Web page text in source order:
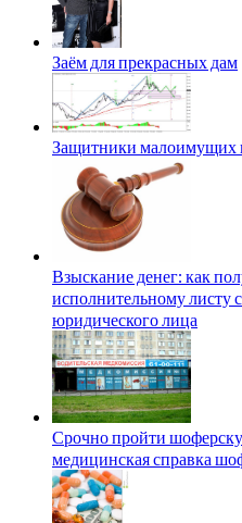
Заём для прекрасных дам
Защитники малоимущих
Взыскание денег: как
исполнительному листу
юридического лица
Срочно пройти
медицинская справка